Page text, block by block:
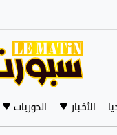
الأخبار الدوريات